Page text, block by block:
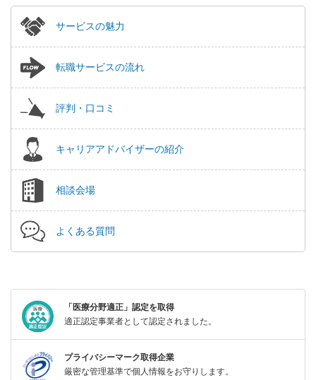
サービスの魅力
転職サービスの流れ
評判・口コミ
キャリアアドバイザーの紹介
相談会場
よくある質問
「医療分野適正」認定を取得
適正認定事業者として認定されました。
プライバシーマーク取得企業
厳密な管理基準で個人情報をお守りします。